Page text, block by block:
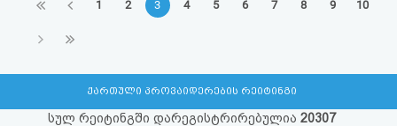
1 2 3 4 5 6 7 8 9 10
ქართული პროვაიდერების რეიტინგი
სულ რეიტინგში დარეგისტრირებულია 20307